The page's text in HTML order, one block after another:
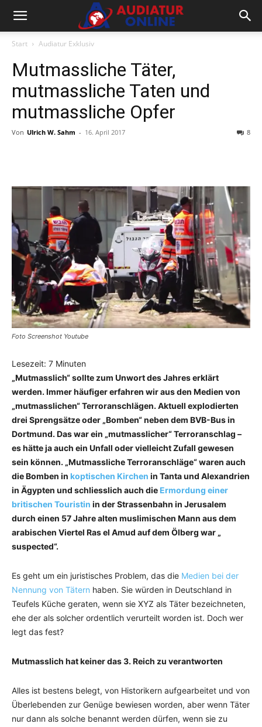
Start Audiatur Exklusiv
Mutmassliche Täter,
mutmassliche Taten und
mutmassliche Opfer
Von Ulrich W. Sahm - 16. April 2017 8
Foto Screenshot Youtube
Lesezeit: 7 Minuten
„Mutmasslich“ sollte zum Unwort des Jahres erklärt
werden. Immer häufiger erfahren wir aus den Medien von
„mutmasslichen“ Terroranschlägen. Aktuell explodierten
drei Sprengsätze oder „Bomben“ neben dem BVB-Bus in
Dortmund. Das war ein „mutmasslicher“ Terroranschlag –
es hätte ja auch ein Unfall oder vielleicht Zufall gewesen
sein können. „Mutmassliche Terroranschläge“ waren auch
die Bomben in koptischen Kirchen in Tanta und Alexandrien
in Ägypten und schliesslich auch die Ermordung einer
britischen Touristin in der Strassenbahn in Jerusalem
durch einen 57 Jahre alten muslimischen Mann aus dem
arabischen Viertel Ras el Amud auf dem Ölberg war „
suspected“.
Es geht um ein juristisches Problem, das die Medien bei der
Nennung von Tätern haben. Sie würden in Deutschland in
Teufels Küche geraten, wenn sie XYZ als Täter bezeichneten,
ehe der als solcher ordentlich verurteilt worden ist. Doch wer
legt das fest?
Mutmasslich hat keiner das 3. Reich zu verantworten
Alles ist bestens belegt, von Historikern aufgearbeitet und von
Überlebenden zur Genüge bewiesen worden, aber wenn Täter
nur dann als solche benannt werden dürfen, wenn sie zu